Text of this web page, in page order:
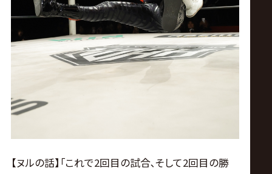
【ヌルの話】｢これで2回目の試合､そして2回目の勝